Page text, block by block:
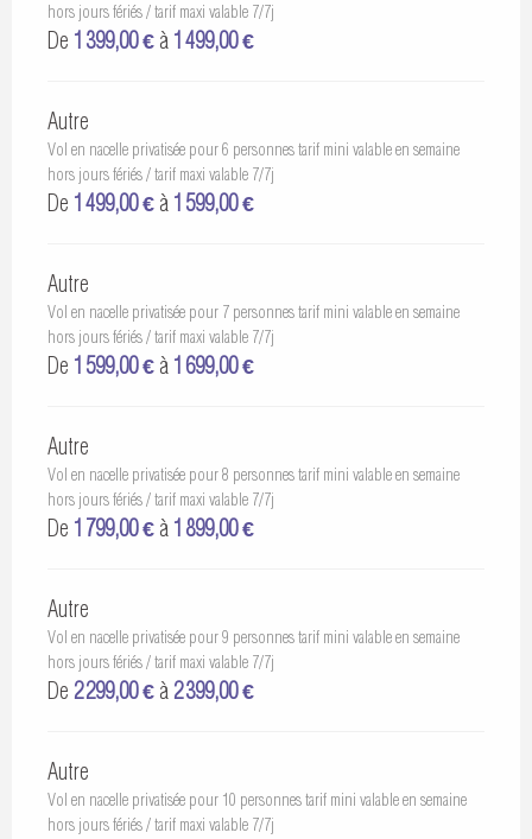
hors jours fériés / tarif maxi valable 7/7j
De 1 399,00 € à 1 499,00 €
Autre
Vol en nacelle privatisée pour 6 personnes tarif mini valable en semaine
hors jours fériés / tarif maxi valable 7/7j
De 1 499,00 € à 1 599,00 €
Autre
Vol en nacelle privatisée pour 7 personnes tarif mini valable en semaine
hors jours fériés / tarif maxi valable 7/7j
De 1 599,00 € à 1 699,00 €
Autre
Vol en nacelle privatisée pour 8 personnes tarif mini valable en semaine
hors jours fériés / tarif maxi valable 7/7j
De 1 799,00 € à 1 899,00 €
Autre
Vol en nacelle privatisée pour 9 personnes tarif mini valable en semaine
hors jours fériés / tarif maxi valable 7/7j
De 2 299,00 € à 2 399,00 €
Autre
Vol en nacelle privatisée pour 10 personnes tarif mini valable en semaine
hors jours fériés / tarif maxi valable 7/7j